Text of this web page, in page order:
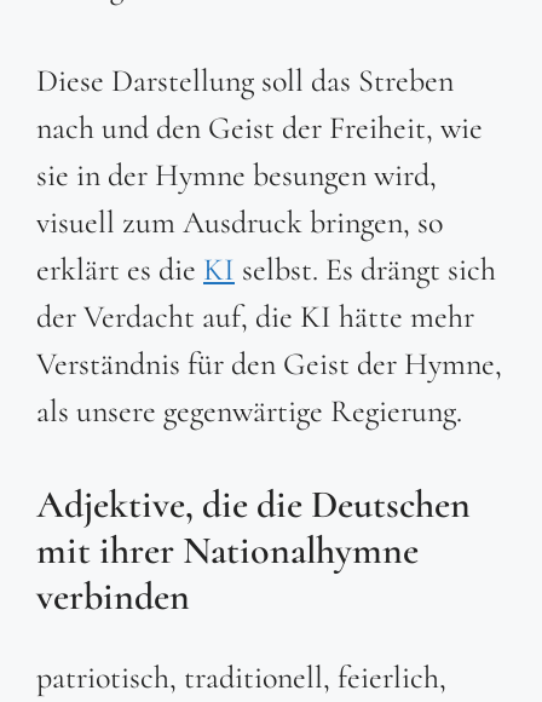
Diese Darstellung soll das Streben
nach und den Geist der Freiheit, wie
sie in der Hymne besungen wird,
visuell zum Ausdruck bringen, so
erklärt es die KI selbst. Es drängt sich
der Verdacht auf, die KI hätte mehr
Verständnis für den Geist der Hymne,
als unsere gegenwärtige Regierung.
Adjektive, die die Deutschen
mit ihrer Nationalhymne
verbinden
patriotisch, traditionell, feierlich,